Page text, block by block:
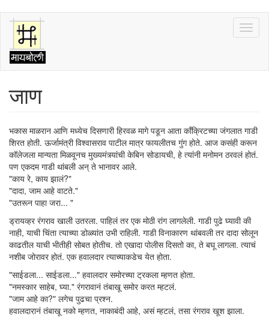
Skip
main
content
जाण
भकास माळरान आणि मध्येच दिसणारी हिरवळ मागे पडून आता काँक्रिटच्या जंगलात गाडी
शिरत होती. ऊर्जामंत्री विश्वासराव पाटील मात्र फायलीतच गुंग होते. आज कसंही करून
कॉलेजला मान्यता मिळवूनच मुख्यमंत्र्यांची केबिन सोडायची, हे त्यांनी मनोमन ठरवलं होतं.
पण एकदम गाडी थांबली अन् ते भानावर आले.
"काय रे, काय झालं?"
"दादा, जाम आहे वाटते."
"उतरून पाहा जरा... "
ड्रायव्हर रंगराव खाली उतरला. पाहिलं तर एक मोठी रांग लागलेली. गाडी पुढे घ्यावी की
नाही, याची चिंता त्याच्या डोळ्यांत उभी राहिली. गाडी विनाकारण थांबवली तर दादा सोलून
काढतील याची भीतीही सोबत होतीच. तो एखादा पोलीस दिसतो का, ते बघू लागला. त्याचं
नशीब जोरावर होतं. एक हवालदार त्याच्याकडेच येत होता.
"साईडला... साईडला..." हवालदार समोरच्या ट्रकला म्हणत होता.
"नमस्कार साहेब, घ्या." रंगरावानं तंबाखू समोर करत म्हटलं.
"जाम आहे का?" लगेच पुढचा प्रश्न.
हवालदारानं तंबाखू नको म्हणत, नाकाबंदी आहे, असं म्हटलं, तसा रंगराव खूश झाला.